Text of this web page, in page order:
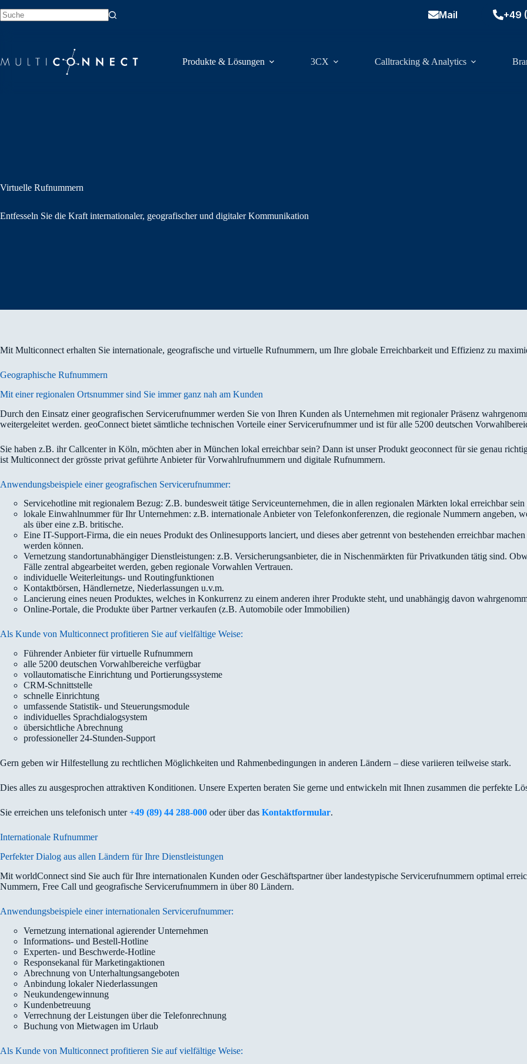
Inhalt
Mail +49
Produkte & Lösungen 3CX Calltracking & Analytics
Virtuelle Rufnummern
Entfesseln Sie die Kraft internationaler, geografischer und digitaler Kommunikation
Mit Multiconnect erhalten Sie internationale, geografische und virtuelle Rufnummern, um Ihre globale Erreichbarkeit und Effizienz zu
Geographische Rufnummern
Mit einer regionalen Ortsnummer sind Sie immer ganz nah am Kunden
Durch den Einsatz einer geografischen Servicerufnummer werden Sie von Ihren Kunden als Unternehmen mit regionaler Präsenz
weitergeleitet werden. geoConnect bietet sämtliche technischen Vorteile einer Servicerufnummer und ist für alle 5200 deutschen
Sie haben z.B. ihr Callcenter in Köln, möchten aber in München lokal erreichbar sein? Dann ist unser Produkt geoconnect für sie genau
ist Multiconnect der grösste privat geführte Anbieter für Vorwahlrufnummern und digitale Rufnummern.
Anwendungs­beispiele einer geo­grafischen Service­rufnummer:
Servicehotline mit regionalem Bezug: Z.B. bundesweit tätige Serviceunternehmen, die in allen regionalen Märkten lokal erreichbar sein
lokale Einwahlnummer für Ihr Unternehmen: z.B. internationale Anbieter von Telefonkonferenzen, die regionale Nummern angeben,
als über eine z.B. britische.
Eine IT-Support-Firma, die ein neues Produkt des Onlinesupports lanciert, und dieses aber getrennt von bestehenden erreichbar
werden können.
Vernetzung standortunabhängiger Dienstleistungen: z.B. Versicherungsanbieter, die in Nischenmärkten für Privatkunden tätig sind.
Fälle zentral abgearbeitet werden, geben regionale Vorwahlen Vertrauen.
individuelle Weiterleitungs- und Routingfunktionen
Kontaktbörsen, Händlernetze, Niederlassungen u.v.m.
Lancierung eines neuen Produktes, welches in Konkurrenz zu einem anderen ihrer Produkte steht, und unabhängig davon
Online-Portale, die Produkte über Partner verkaufen (z.B. Automobile oder Immobilien)
Als Kunde von Multiconnect profitieren Sie auf vielfältige Weise:
Führender Anbieter für virtuelle Rufnummern
alle 5200 deutschen Vorwahlbereiche verfügbar
vollautomatische Einrichtung und Portierungssysteme
CRM-Schnittstelle
schnelle Einrichtung
umfassende Statistik- und Steuerungsmodule
individuelles Sprachdialogsystem
übersichtliche Abrechnung
professioneller 24-Stunden-Support
Gern geben wir Hilfestellung zu rechtlichen Möglichkeiten und Rahmenbedingungen in anderen Ländern – diese variieren teilweise stark.
Dies alles zu ausgesprochen attraktiven Konditionen. Unsere Experten beraten Sie gerne und entwickeln mit Ihnen zusammen die perfekte
Sie erreichen uns telefonisch unter +49 (89) 44 288-000 oder über das Kontaktformular.
Internationale Rufnummer
Perfekter Dialog aus allen Ländern für Ihre Dienstleistungen
Mit worldConnect sind Sie auch für Ihre internationalen Kunden oder Geschäftspartner über landestypische Servicerufnummern optimal
Nummern, Free Call und geografische Servicerufnummern in über 80 Ländern.
Anwendungs­beispiele einer inter­nationalen Service­rufnummer:
Vernetzung international agierender Unternehmen
Informations- und Bestell-Hotline
Experten- und Beschwerde-Hotline
Responsekanal für Marketingaktionen
Abrechnung von Unterhaltungsangeboten
Anbindung lokaler Niederlassungen
Neukundengewinnung
Kundenbetreuung
Verrechnung der Leistungen über die Telefonrechnung
Buchung von Mietwagen im Urlaub
Als Kunde von Multiconnect profitieren Sie auf vielfältige Weise: